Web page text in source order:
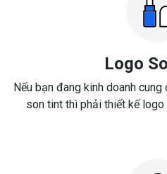
Logo
Nếu bạn đang kinh doanh
son tint thì phải thiết kế